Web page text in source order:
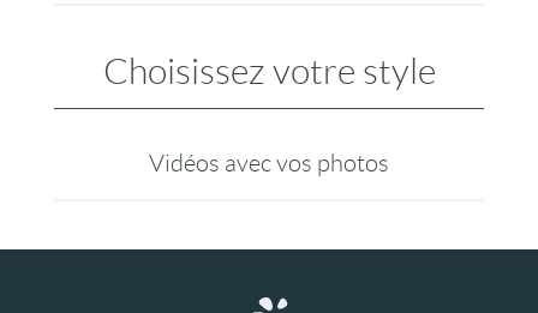
Choisissez votre style
Vidéos avec vos photos